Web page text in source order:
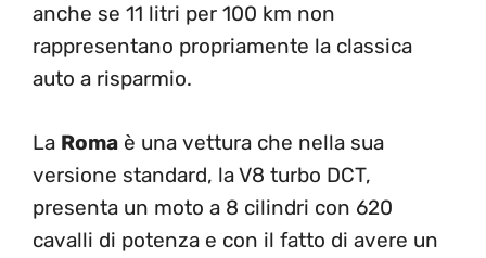
anche se 11 litri per 100 km non
rappresentano propriamente la classica
auto a risparmio.
La Roma è una vettura che nella sua
versione standard, la V8 turbo DCT,
presenta un moto a 8 cilindri con 620
cavalli di potenza e con il fatto di avere un